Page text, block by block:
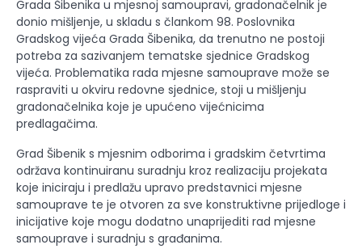
Grada Šibenika u mjesnoj samoupravi, gradonačelnik je
donio mišljenje, u skladu s člankom 98. Poslovnika
Gradskog vijeća Grada Šibenika, da trenutno ne postoji
potreba za sazivanjem tematske sjednice Gradskog
vijeća. Problematika rada mjesne samouprave može se
raspraviti u okviru redovne sjednice, stoji u mišljenju
gradonačelnika koje je upućeno vijećnicima
predlagačima.
Grad Šibenik s mjesnim odborima i gradskim četvrtima
održava kontinuiranu suradnju kroz realizaciju projekata
koje iniciraju i predlažu upravo predstavnici mjesne
samouprave te je otvoren za sve konstruktivne prijedloge i
inicijative koje mogu dodatno unaprijediti rad mjesne
samouprave i suradnju s građanima.